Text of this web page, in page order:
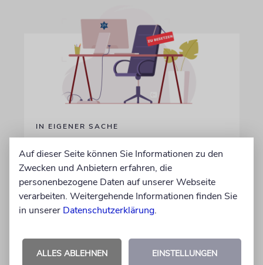
IN EIGENER SACHE
Wir suchen zum 15. Oktober 2026 einen
Volontär (m/w/d) in Vollzeit
06.07.2026
Auf dieser Seite können Sie Informationen zu den
Zwecken und Anbietern erfahren, die
personenbezogene Daten auf unserer Webseite
verarbeiten. Weitergehende Informationen finden Sie
in unserer Datenschutzerklärung.
ALLES ABLEHNEN EINSTELLUNGEN